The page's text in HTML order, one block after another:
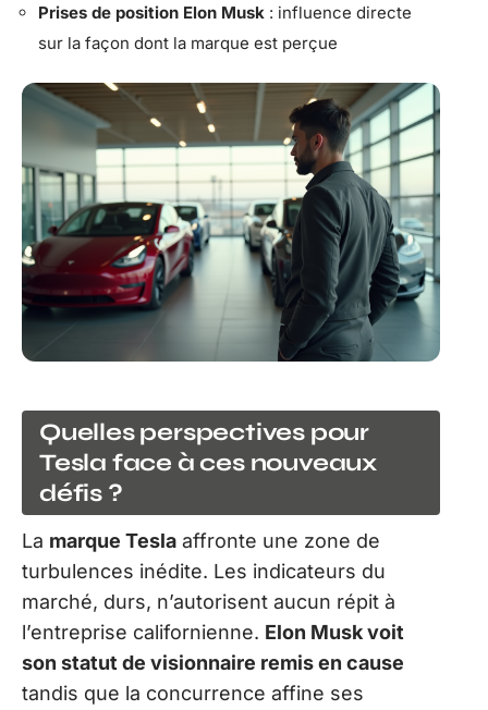
Prises de position Elon Musk : influence directe
sur la façon dont la marque est perçue
Quelles perspectives pour
Tesla face à ces nouveaux
défis ?
La marque Tesla affronte une zone de
turbulences inédite. Les indicateurs du
marché, durs, n’autorisent aucun répit à
l’entreprise californienne. Elon Musk voit
son statut de visionnaire remis en cause
tandis que la concurrence affine ses